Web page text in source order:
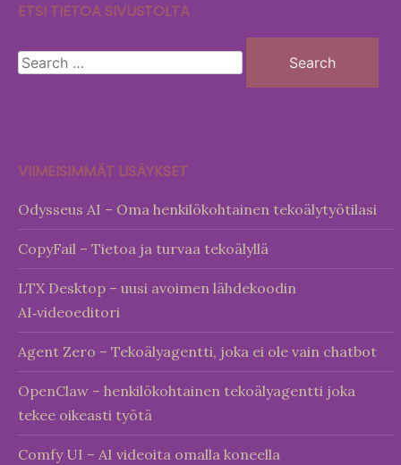
ETSI TIETOA SIVUSTOLTA
Search
for:
VIIMEISIMMÄT LISÄYKSET
Odysseus AI – Oma henkilökohtainen tekoälytyötilasi
CopyFail – Tietoa ja turvaa tekoälyllä
LTX Desktop – uusi avoimen lähdekoodin
AI‑videoeditori
Agent Zero – Tekoälyagentti, joka ei ole vain chatbot
OpenClaw – henkilökohtainen tekoälyagentti joka
tekee oikeasti työtä
Comfy UI – AI videoita omalla koneella